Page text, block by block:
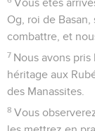
Vous êtes
Og, roi de
combattre, et
7 Nous avons pris
héritage aux
des Manassites.
8 Vous